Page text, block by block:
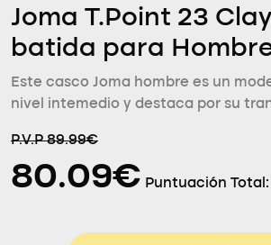
Joma T.Point 23
batida para
Este casco Joma hombre es un
nivel intemedio y destaca por su
P.V.P 89.99€
80.09€ Puntuación Total: